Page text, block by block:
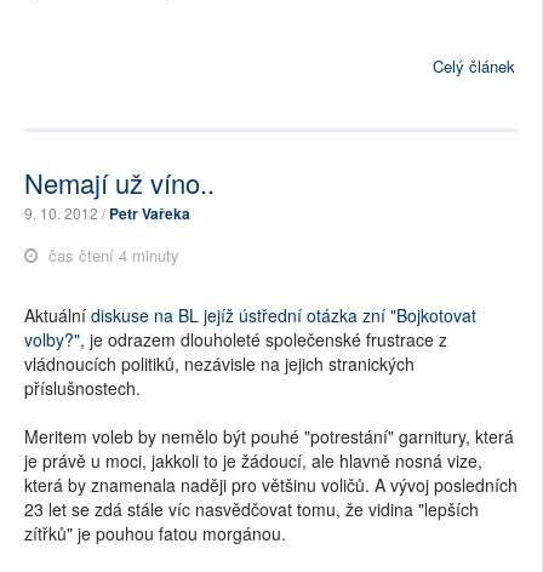
Celý článek
Nemají už víno..
9. 10. 2012 /Petr Vařeka
čas čtení 4 minuty
Aktuální diskuse na BL jejíž ústřední otázka zní "Bojkotovat
volby?", je odrazem dlouholeté společenské frustrace z
vládnoucích politiků, nezávisle na jejich stranických
příslušnostech.
Meritem voleb by nemělo být pouhé "potrestání" garnitury, která
je právě u moci, jakkoli to je žádoucí, ale hlavně nosná vize,
která by znamenala naději pro většinu voličů. A vývoj posledních
23 let se zdá stále víc nasvědčovat tomu, že vidina "lepších
zítřků" je pouhou fatou morgánou.